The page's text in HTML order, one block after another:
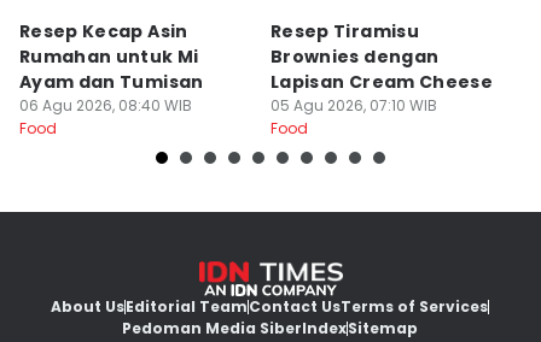
Resep Kecap Asin
Rumahan untuk Mi
Ayam dan Tumisan
06 Agu 2026, 08:40 WIB
Food
Resep Tiramisu
Brownies dengan
Lapisan Cream Cheese
05 Agu 2026, 07:10 WIB
Food
About UsEditorial TeamContact UsTerms of Services
Pedoman Media SiberIndexSitemap